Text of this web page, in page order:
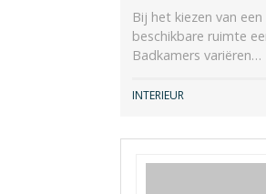
Bij het kiezen van
beschikbare ruimte
Badkamers variëren…
INTERIEUR